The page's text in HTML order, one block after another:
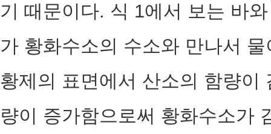
기 때문이다. 식 1에서 보는 바
가 황화수소의 수소와 만나서
황제의 표면에서 산소의 함량
량이 증가함으로써 황화수소가